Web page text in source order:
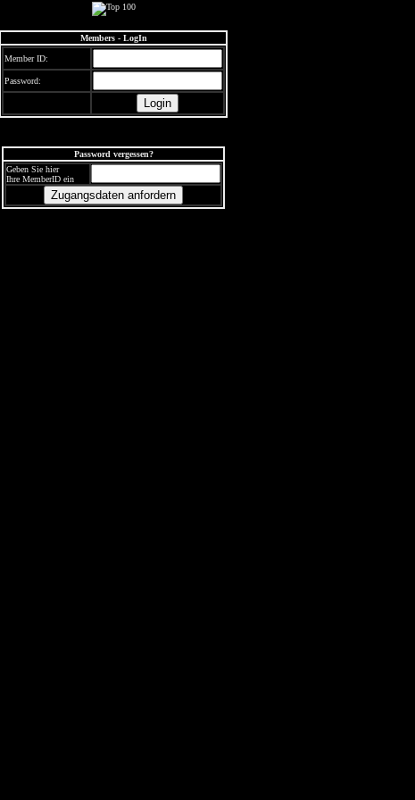
Members - LogIn
Member ID:
Password:
Password vergessen?
Geben Sie hier
Ihre MemberID ein